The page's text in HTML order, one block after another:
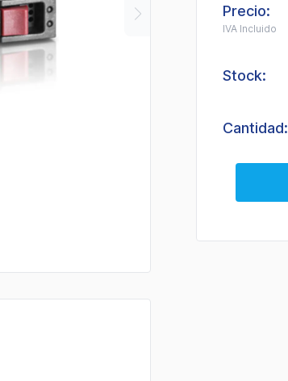
Precio:
IVA Incluido
Stock:
Cantidad: